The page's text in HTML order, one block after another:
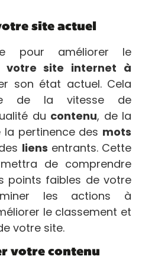
site actuel
pour améliorer le
votre site internet à
son état actuel. Cela
de la vitesse de
du contenu, de la
la pertinence des mots
liens entrants. Cette
de comprendre
points faibles de votre
les actions à
le classement et
votre site.
votre contenu